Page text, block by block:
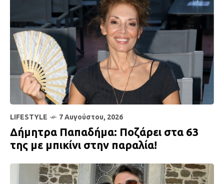
LIFESTYLE 7 Αυγούστου, 2026
Δήμητρα Παπαδήμα: Ποζάρει στα 63
της με μπικίνι στην παραλία!